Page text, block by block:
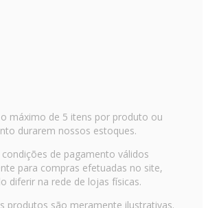
máximo de 5 itens por produto ou
durarem nossos estoques.
condições de pagamento válidos
para compras efetuadas no site,
diferir na rede de lojas físicas.
produtos são meramente ilustrativas.